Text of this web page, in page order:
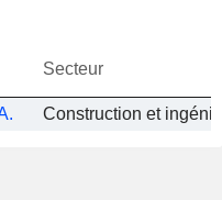
Secteur